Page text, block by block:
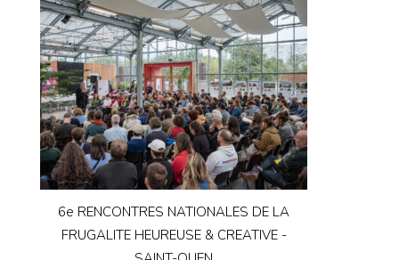
6e RENCONTRES NATIONALES DE LA
FRUGALITE HEUREUSE & CREATIVE -